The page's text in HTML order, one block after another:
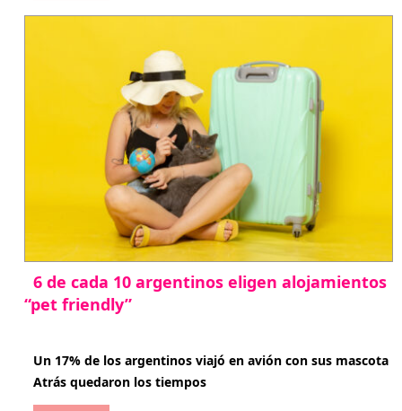
6 de cada 10 argentinos eligen alojamientos
“pet friendly”
Un 17% de los argentinos viajó en avión con sus mascota
Atrás quedaron los tiempos